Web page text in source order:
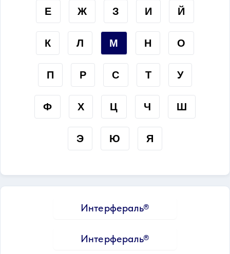
Е Ж З И Й
К Л М Н О
П Р С Т У
Ф Х Ц Ч Ш
Э Ю Я
Интерфераль®
Интерфераль®